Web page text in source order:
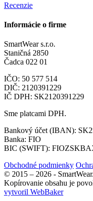
Recenzie
Informácie o firme
SmartWear s.r.o.
Staničná 2850
Čadca 022 01
IČO: 50 577 514
DIČ: 2120391229
IČ DPH: SK2120391229
Sme platcami DPH.
Bankový účet (IBAN):
Banka: FIO
BIC (SWIFT):
Obchodné podmienky
© 2015 – 2026 -
Kopírovanie obsahu je
vytvoril WebBaker